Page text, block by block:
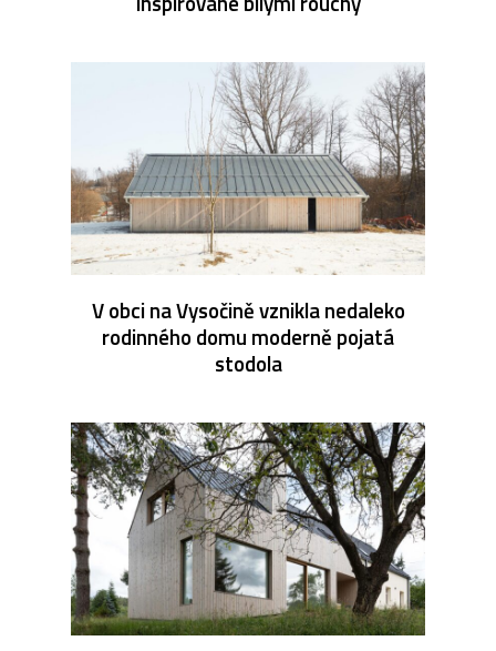
V obci na Vysočině vznikla nedaleko
rodinného domu moderně pojatá
stodola